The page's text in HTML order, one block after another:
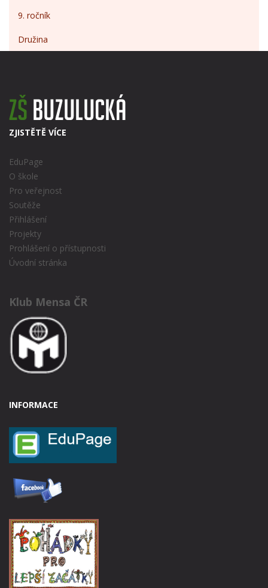
9. ročník
Družina
ZJISTĚTĚ VÍCE
EduPage
O škole
Pro veřejnost
Soutěže
Přihlášení
Projekty
Prohlášení o přístupnosti
Úvodní stránka
Klub Mensa ČR
INFORMACE